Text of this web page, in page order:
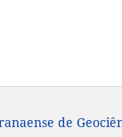
de